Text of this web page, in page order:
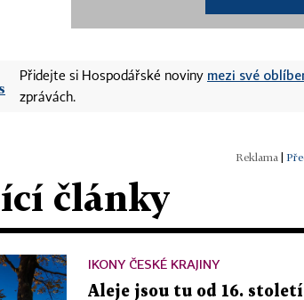
Přidejte si Hospodářské noviny mezi své
zprávách.
|
články
IKONY ČESKÉ KRAJINY
Aleje jsou tu od 16.